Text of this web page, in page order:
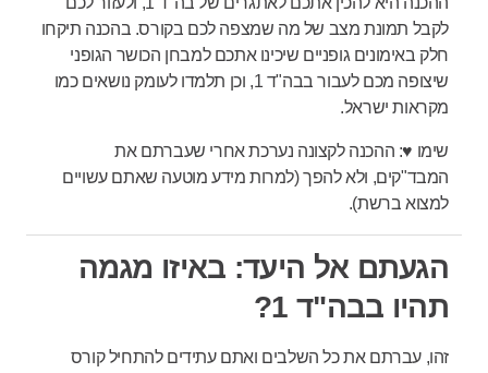
לקבל תמונת מצב של מה שמצפה לכם בקורס. בהכנה תיקחו
חלק באימונים גופניים שיכינו אתכם למבחן הכושר הגופני
שיצופה מכם לעבור בבה"ד 1, וכן תלמדו לעומק נושאים כמו
מקראות ישראל.
שימו ♥: ההכנה לקצונה נערכת אחרי שעברתם את
המבד"קים, ולא להפך (למרות מידע מוטעה שאתם עשויים
למצוא ברשת).
הגעתם אל היעד: באיזו מגמה
תהיו בבה"ד 1?
זהו, עברתם את כל השלבים ואתם עתידים להתחיל קורס